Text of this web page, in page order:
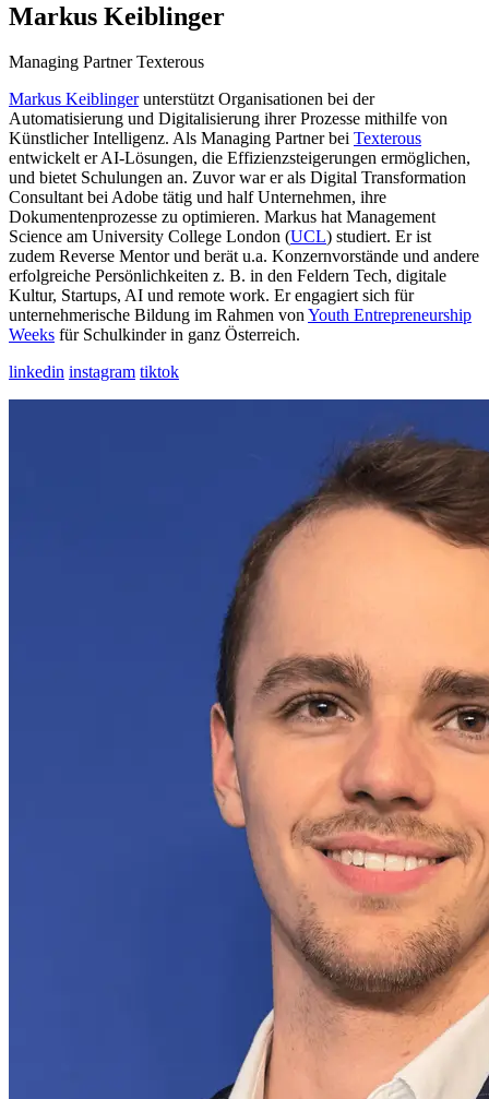
Markus Keiblinger
Managing Partner Texterous
Markus Keiblingerunterstützt Organisationen bei der
Automatisierung und Digitalisierung ihrer Prozesse mithilfe von
Künstlicher Intelligenz. Als Managing Partner bei Texterous
entwickelt er AI-Lösungen, die Effizienzsteigerungen ermöglichen,
und bietet Schulungen an. Zuvor war er als Digital Transformation
Consultant bei Adobe tätig und half Unternehmen, ihre
Dokumentenprozesse zu optimieren. Markus hat Management
Science am University College London (UCL) studiert. Er ist
zudem Reverse Mentor und berät u.a. Konzernvorstände und andere
erfolgreiche Persönlichkeiten z. B. in den Feldern Tech, digitale
Kultur, Startups, AI und remote work. Er engagiert sich für
unternehmerische Bildung im Rahmen vonYouth Entrepreneurship
Weeks für Schulkinder in ganz Österreich.
linkedin instagram tiktok